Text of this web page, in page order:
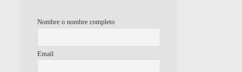
Nombre o nombre completo
Email